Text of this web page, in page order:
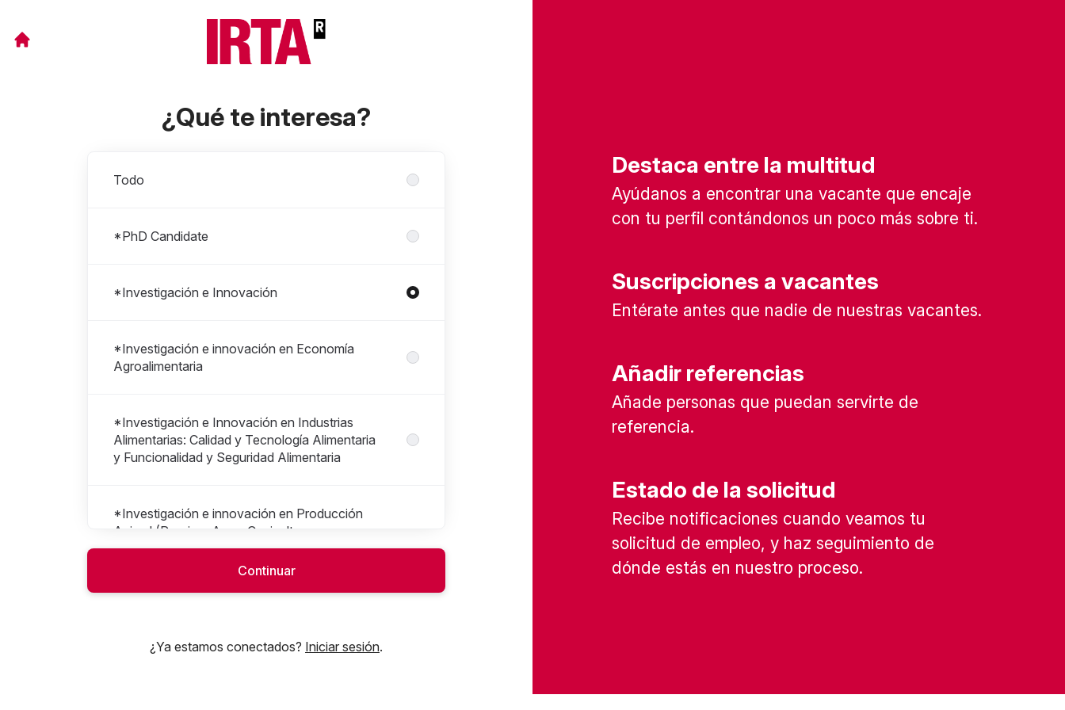
¿Qué te interesa?
Todo
*PhD Candidate
*Investigación e Innovación
*Investigación e innovación en Economía
Agroalimentaria
*Investigación e Innovación en Industrias
Alimentarias: Calidad y Tecnología Alimentaria
y Funcionalidad y Seguridad Alimentaria
*Investigación e innovación en Producción
Animal (Porcino, Aves, Cunicultura,
Producción de Rumiantes y Acuicultura):
Genética y mejora, nutrición animal, sanidad y
*Investigación e innovación en Producción
Vegetal (Fruticultura, Cultivos extensivos,
Continuar
¿Ya estamos conectados? Iniciar sesión.
Destaca entre la multitud
Ayúdanos a encontrar una vacante que encaje
con tu perfil contándonos un poco más sobre ti.
Suscripciones a vacantes
Entérate antes que nadie de nuestras vacantes.
Añadir referencias
Añade personas que puedan servirte de
referencia.
Estado de la solicitud
Recibe notificaciones cuando veamos tu
solicitud de empleo, y haz seguimiento de
dónde estás en nuestro proceso.